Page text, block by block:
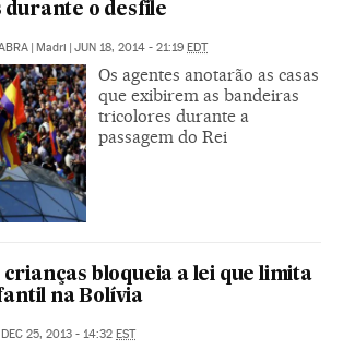
o desfile
Madri JUN 18, 2014 - 21:19 EDT
Os agentes anotarão as casas
que exibirem as bandeiras
tricolores durante a
passagem do Rei
crianças bloqueia a lei que limita
na Bolívia
DEC 25, 2013 - 14:32 EST